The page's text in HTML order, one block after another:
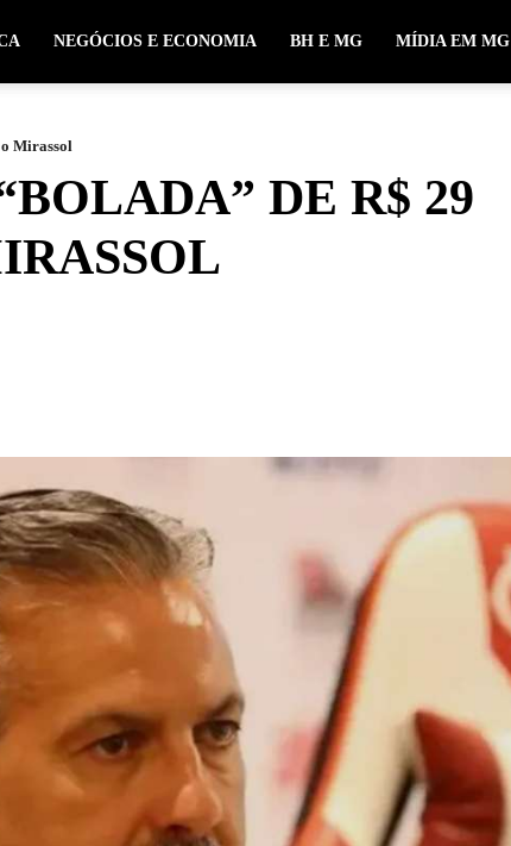
NEGÓCIOS E ECONOMIA BH E MG MÍDIA EM MG
Mirassol
DE R$ 29